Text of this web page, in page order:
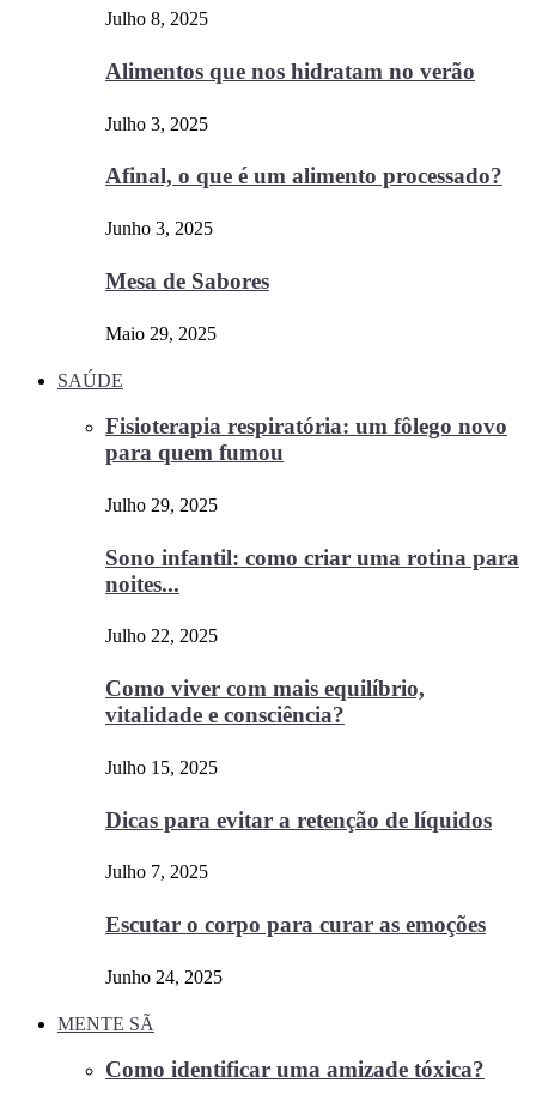
Julho 8, 2025
Alimentos que nos hidratam no verão
Julho 3, 2025
Afinal, o que é um alimento processado?
Junho 3, 2025
Mesa de Sabores
Maio 29, 2025
SAÚDE
Fisioterapia respiratória: um fôlego novo
para quem fumou
Julho 29, 2025
Sono infantil: como criar uma rotina para
noites...
Julho 22, 2025
Como viver com mais equilíbrio,
vitalidade e consciência?
Julho 15, 2025
Dicas para evitar a retenção de líquidos
Julho 7, 2025
Escutar o corpo para curar as emoções
Junho 24, 2025
MENTE SÃ
Como identificar uma amizade tóxica?